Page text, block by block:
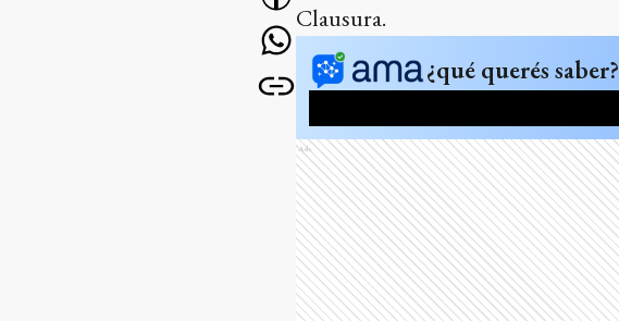
Clausura.
¿qué querés saber?
Ads